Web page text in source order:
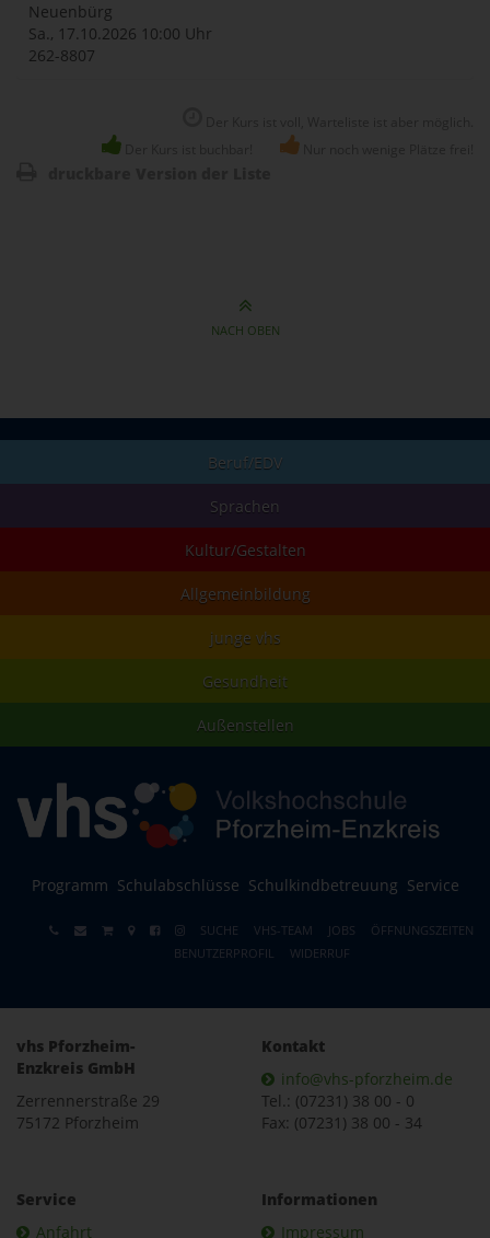
Neuenbürg
Sa., 17.10.2026 10:00 Uhr
262-8807
NACH OBEN
Beruf/EDV
Sprachen
Kultur/Gestalten
Allgemeinbildung
junge vhs
Gesundheit
Außenstellen
Programm Schulabschlüsse Schulkindbetreuung Service
SUCHE VHS-TEAM JOBS
ÖFFNUNGSZEITEN
BENUTZERPROFIL
WIDERRUF
vhs Pforzheim-
Enzkreis GmbH
Zerrennerstraße 29
75172 Pforzheim
Kontakt
info@vhs-pforzheim.de
Tel.: (07231) 38 00 - 0
Fax: (07231) 38 00 - 34
Service
Anfahrt
Informationen
Impressum